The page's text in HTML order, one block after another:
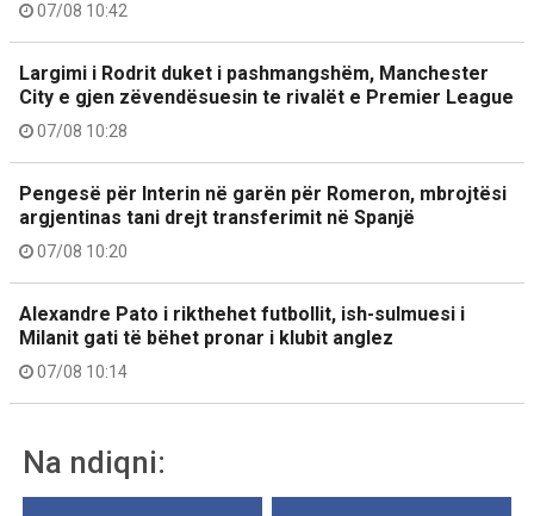
07/08 10:42
Largimi i Rodrit duket i pashmangshëm, Manchester
City e gjen zëvendësuesin te rivalët e Premier League
07/08 10:28
Pengesë për Interin në garën për Romeron, mbrojtësi
argjentinas tani drejt transferimit në Spanjë
07/08 10:20
Alexandre Pato i rikthehet futbollit, ish-sulmuesi i
Milanit gati të bëhet pronar i klubit anglez
07/08 10:14
Na ndiqni: